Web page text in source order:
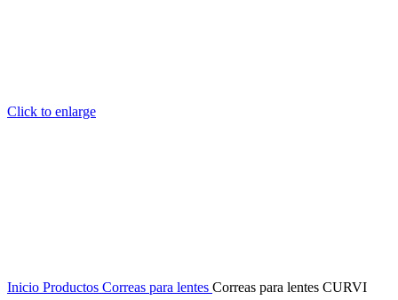
Click to enlarge
Inicio Productos Correas para lentes Correas para lentes CURVI